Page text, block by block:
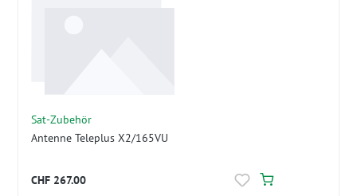
Sat-Zubehör
Antenne Teleplus X2/165VU
CHF 267.00